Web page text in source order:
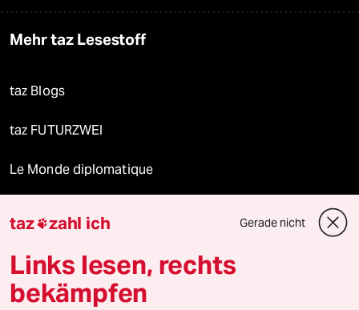
Mehr taz Lesestoff
taz Blogs
taz FUTURZWEI
Le Monde diplomatique
Mehr taz Angebote
taz zahl ich Gerade nicht
Links lesen, rechts
bekämpfen